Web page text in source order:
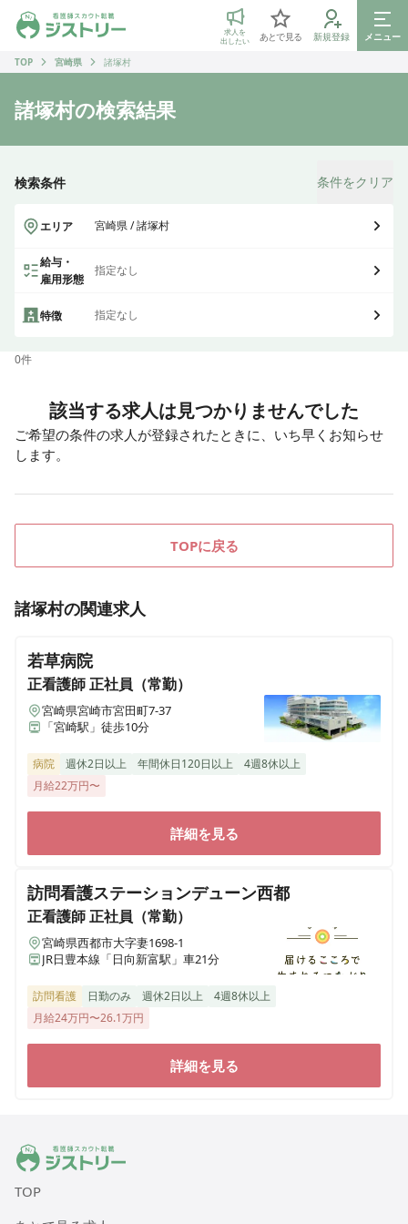
ジストリー 看護師の転職マッチング
求人を
出したい
あとで見る 新規登録
メニュー
TOP
宮崎県 諸塚村
諸塚村の検索結果
検索条件 条件をクリア
エリア 宮崎県 / 諸塚村
給与・
雇用形態
指定なし
特徴 指定なし
0件
該当する求人は見つかりませんでした
ご希望の条件の求人が登録されたときに、いち早くお知らせ
します。
TOPに戻る
諸塚村の関連求人
若草病院
正看護師正社員（常勤）
宮崎県宮崎市宮田町7-37
「宮崎駅」徒歩10分
病院 週休2日以上 年間休日120日以上
4週8休以上
月給22万円〜
詳細を見る
訪問看護ステーションデューン西都
正看護師正社員（常勤）
宮崎県西都市大字妻1698-1
JR日豊本線「日向新富駅」車21分
訪問看護 日勤のみ 週休2日以上
4週8休以上
月給24万円〜26.1万円
詳細を見る
ジストリー 看護師の転職マッチング
TOP